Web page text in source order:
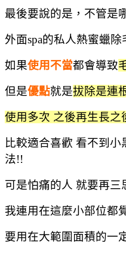
最後要說的是，不管是
外面spa的私人熱蜜蠟除
如果使用不當都會導致
但是優點就是拔除是連
使用多次 之後再生長之
比較適合喜歡 看不到
法!!
可是怕痛的人 就要再三
我連用在這麼小部位都
要用在大範圍面積的一